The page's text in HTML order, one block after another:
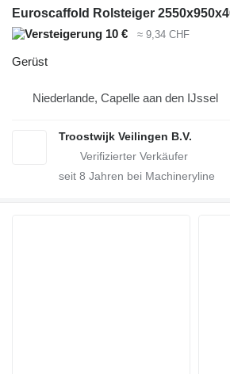
Euroscaffold Rolsteiger
10 €
≈ 9,34 CHF
Gerüst
Niederlande, Capelle aan den IJssel
Troostwijk Veilingen B.V.
seit 8 Jahren bei Machineryline